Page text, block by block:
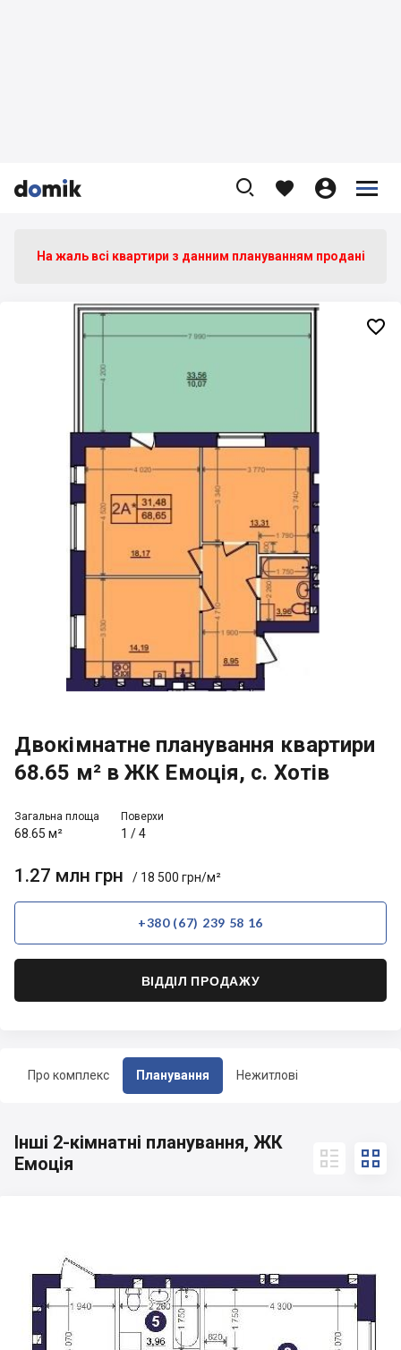


    


Про комплекс Планування Нежитлові
На жаль всі квартири з данним плануванням продані
Двокімнатне планування квартири
68.65 м² в ЖК Емоція, с. Хотів
Загальна площа
68.65 м²
Поверхи
1 /4
1.27 млн грн / 18 500 грн/м²
+380 (67) 239 58 16
ВІДДІЛ ПРОДАЖУ

Інші 2-кімнатні планування, ЖК
Емоція
 